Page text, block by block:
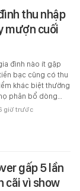
thu nhập
mượn cuối
đình nào ít gặp
bạc cũng có thu
khác biệt thường
phân bổ dòng…
giờ trước
gấp 5 lần
cãi vì show